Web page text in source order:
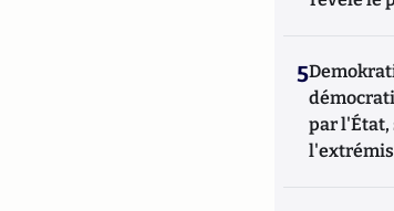
5
par l'État,